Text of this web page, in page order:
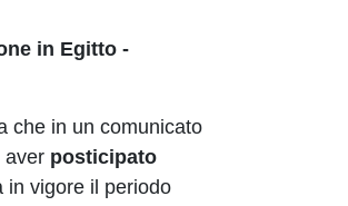
in Egitto -
che in un comunicato
aver posticipato
in vigore il periodo